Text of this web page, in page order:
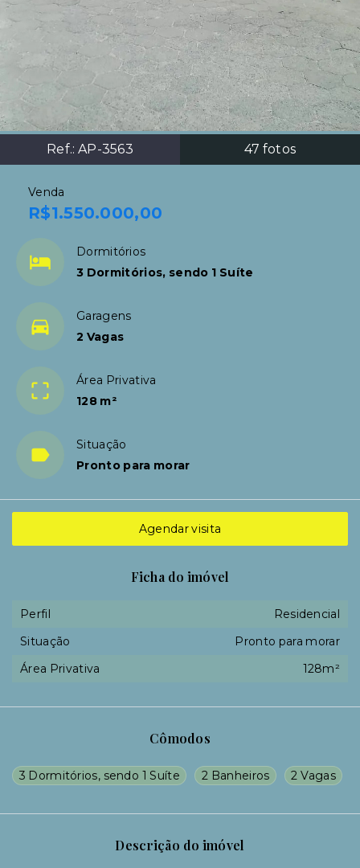
Ref.: AP-3563 47 fotos
Venda
R$1.550.000,00
Dormitórios
3 Dormitórios, sendo 1 Suíte
Garagens
2 Vagas
Área Privativa
128 m²
Situação
Pronto para morar
Cômodos
3 Dormitórios, sendo 1 Suíte 2 Banheiros 2 Vagas
Descrição do imóvel
Agendar visita
Ficha do imóvel
Perfil
Residencial
Situação
Pronto para morar
Área Privativa
128m²